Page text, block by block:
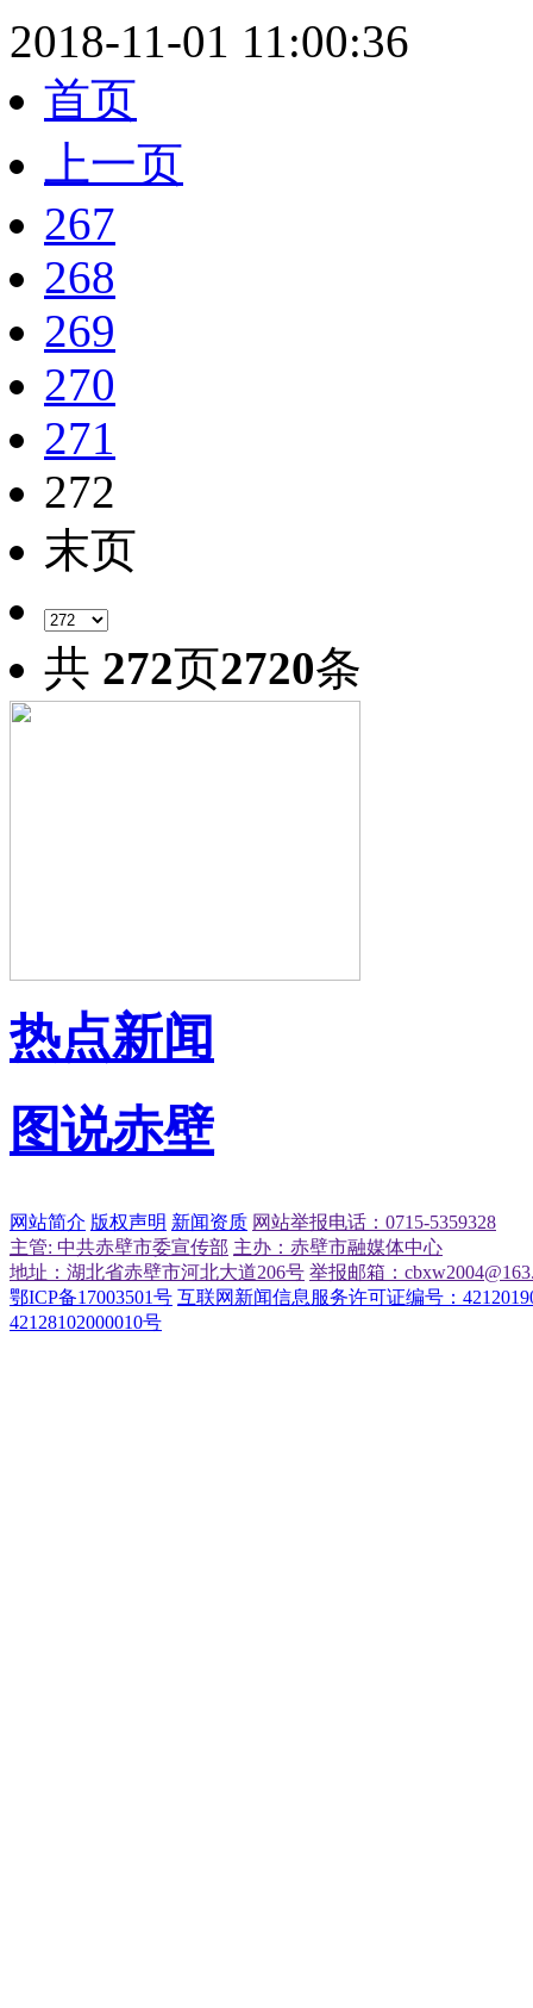
2018-11-01 11:00:36
首页
上一页
267
268
269
270
271
272
末页
共 272页2720条
热点新闻
图说赤壁
网站简介 版权声明 新闻资质 网站举报电话：0715-5359328
主管: 中共赤壁市委宣传部 主办：赤壁市融媒体中心
地址：湖北省赤壁市河北大道206号 举报邮箱：
鄂ICP备17003501号 互联网新闻信息服务许可证编号：
42128102000010号